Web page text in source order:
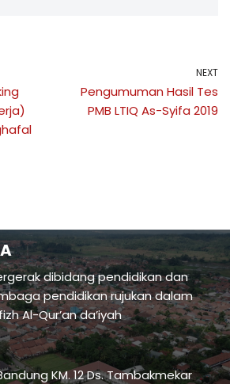
NEXT
Pengumuman Hasil Tes
PMB LTIQ As-Syifa 2019
dibidang pendidikan dan
pendidikan rujukan dalam
Al-Qur’an da’iyah
KM. 12 Ds. Tambakmekar